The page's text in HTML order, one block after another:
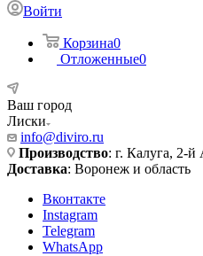
Войти
Корзина0
Отложенные0
Ваш город
Лиски
info@diviro.ru
Производство: г. Калуга, 2-й
Доставка: Воронеж и область
Вконтакте
Instagram
Telegram
WhatsApp